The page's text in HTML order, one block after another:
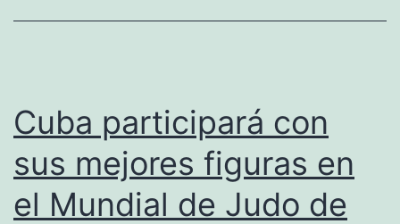
Cuba participará con
sus mejores figuras en
el Mundial de Judo de